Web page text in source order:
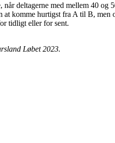
deltagerne med mellem 40 og
komme hurtigst fra A til B, men
tidligt eller for sent.
Løbet 2023.